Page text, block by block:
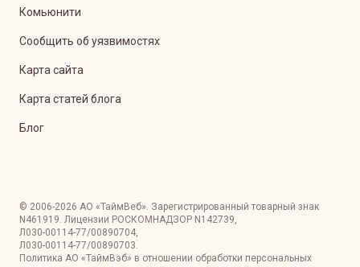
Комьюнити
Сообщить об уязвимостях
Карта сайта
Карта статей блога
Блог
© 2006-2026 АО «ТаймВеб». Зарегистрированный товарный знак
N461919. Лицензии РОСКОМНАДЗОР N142739,
Л030-00114-77/00890704,
Л030-00114-77/00890703.
Политика АО «ТаймВэб» в отношении обработки персональных